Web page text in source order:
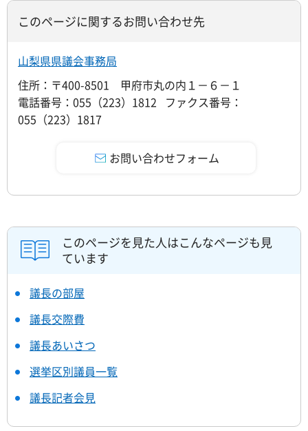
このページに関するお問い合わせ先
山梨県県議会事務局
住所：〒400-8501 甲府市丸の内１－６－１
電話番号：055（223）1812 ファクス番号：
055（223）1817
このページを見た人はこんなページも見
ています
議長の部屋
議長交際費
議長あいさつ
選挙区別議員一覧
議長記者会見